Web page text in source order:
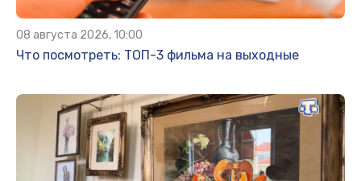
08 августа 2026, 10:00
Что посмотреть: ТОП-3 фильма на выходные